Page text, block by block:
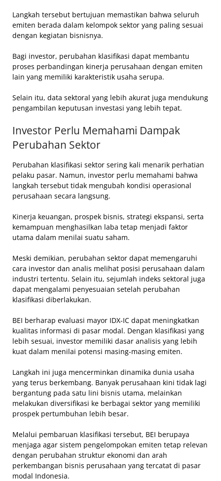
Langkah tersebut bertujuan memastikan bahwa seluruh
emiten berada dalam kelompok sektor yang paling sesuai
dengan kegiatan bisnisnya.
Bagi investor, perubahan klasifikasi dapat membantu
proses perbandingan kinerja perusahaan dengan emiten
lain yang memiliki karakteristik usaha serupa.
Selain itu, data sektoral yang lebih akurat juga mendukung
pengambilan keputusan investasi yang lebih tepat.
Investor Perlu Memahami Dampak
Perubahan Sektor
Perubahan klasifikasi sektor sering kali menarik perhatian
pelaku pasar. Namun, investor perlu memahami bahwa
langkah tersebut tidak mengubah kondisi operasional
perusahaan secara langsung.
Kinerja keuangan, prospek bisnis, strategi ekspansi, serta
kemampuan menghasilkan laba tetap menjadi faktor
utama dalam menilai suatu saham.
Meski demikian, perubahan sektor dapat memengaruhi
cara investor dan analis melihat posisi perusahaan dalam
industri tertentu. Selain itu, sejumlah indeks sektoral juga
dapat mengalami penyesuaian setelah perubahan
klasifikasi diberlakukan.
BEI berharap evaluasi mayor IDX-IC dapat meningkatkan
kualitas informasi di pasar modal. Dengan klasifikasi yang
lebih sesuai, investor memiliki dasar analisis yang lebih
kuat dalam menilai potensi masing-masing emiten.
Langkah ini juga mencerminkan dinamika dunia usaha
yang terus berkembang. Banyak perusahaan kini tidak lagi
bergantung pada satu lini bisnis utama, melainkan
melakukan diversifikasi ke berbagai sektor yang memiliki
prospek pertumbuhan lebih besar.
Melalui pembaruan klasifikasi tersebut, BEI berupaya
menjaga agar sistem pengelompokan emiten tetap relevan
dengan perubahan struktur ekonomi dan arah
perkembangan bisnis perusahaan yang tercatat di pasar
modal Indonesia.